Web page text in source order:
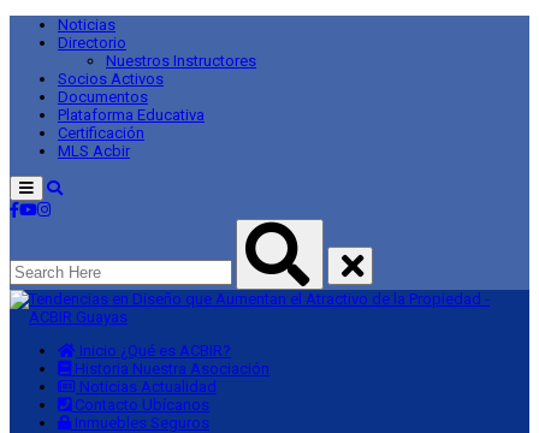
Noticias
Directorio
Nuestros Instructores
Socios Activos
Documentos
Plataforma Educativa
Certificación
MLS Acbir
Menu
Inicio ¿Qué es ACBIR?
Historia Nuestra Asociación
Noticias Actualidad
Contacto Ubícanos
Inmuebles Seguros